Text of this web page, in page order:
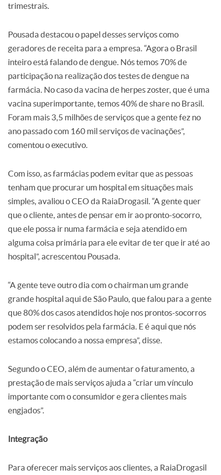
trimestrais.
Pousada destacou o papel desses serviços como
geradores de receita para a empresa. “Agora o Brasil
inteiro está falando de dengue. Nós temos 70% de
participação na realização dos testes de dengue na
farmácia. No caso da vacina de herpes zoster, que é uma
vacina superimportante, temos 40% de share no Brasil.
Foram mais 3,5 milhões de serviços que a gente fez no
ano passado com 160 mil serviços de vacinações”,
comentou o executivo.
Com isso, as farmácias podem evitar que as pessoas
tenham que procurar um hospital em situações mais
simples, avaliou o CEO da RaiaDrogasil. “A gente quer
que o cliente, antes de pensar em ir ao pronto-socorro,
que ele possa ir numa farmácia e seja atendido em
alguma coisa primária para ele evitar de ter que ir até ao
hospital”, acrescentou Pousada.
“A gente teve outro dia com o chairman um grande
grande hospital aqui de São Paulo, que falou para a gente
que 80% dos casos atendidos hoje nos prontos-socorros
podem ser resolvidos pela farmácia. E é aqui que nós
estamos colocando a nossa empresa”, disse.
Segundo o CEO, além de aumentar o faturamento, a
prestação de mais serviços ajuda a “criar um vínculo
importante com o consumidor e gera clientes mais
engjados”.
Integração
Para oferecer mais serviços aos clientes, a RaiaDrogasil